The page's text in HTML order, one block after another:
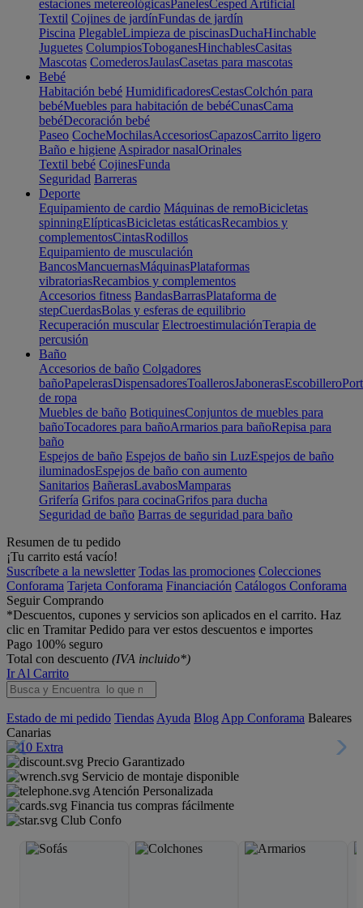
estaciones metereológicasPanelesCesped Artificial
Textil Cojines de jardínFundas de jardín
Piscina PlegableLimpieza de piscinasDuchaHinchable
Juguetes ColumpiosToboganesHinchablesCasitas
Mascotas ComederosJaulasCasetas para mascotas
Bebé
Habitación bebé HumidificadoresCestasColchón para
bebéMuebles para habitación de bebéCunasCama
bebéDecoración bebé
Paseo CocheMochilasAccesoriosCapazosCarrito ligero
Baño e higiene Aspirador nasalOrinales
Textil bebé CojinesFunda
Seguridad Barreras
Deporte
Equipamiento de cardio Máquinas de remoBicicletas
spinningElípticasBicicletas estáticasRecambios y
complementosCintasRodillos
Equipamiento de musculación
BancosMancuernasMáquinasPlataformas
vibratoriasRecambios y complementos
Accesorios fitness BandasBarrasPlataforma de
stepCuerdasBolas y esferas de equilibrio
Recuperación muscular ElectroestimulaciónTerapia de
percusión
Baño
Accesorios de baño Colgadores
bañoPapelerasDispensadoresToallerosJabonerasEscobillero
de ropa
Muebles de baño BotiquinesConjuntos de muebles para
bañoTocadores para bañoArmarios para bañoRepisa para
baño
Espejos de baño Espejos de baño sin LuzEspejos de baño
iluminadosEspejos de baño con aumento
Sanitarios BañerasLavabosMamparas
Grifería Grifos para cocinaGrifos para ducha
Seguridad de baño Barras de seguridad para baño
Resumen de tu pedido
¡Tu carrito está vacío!
Suscríbete a la newsletter Todas las promociones Colecciones
Conforama Tarjeta Conforama Financiación Catálogos Conforama
Seguir Comprando
*Descuentos, cupones y servicios son aplicados en el carrito. Haz
clic en Tramitar Pedido para ver estos descuentos e importes
Pago 100% seguro
Total con descuento (IVA incluido*)
Ir Al Carrito
Estado de mi pedido Tiendas Ayuda Blog App Conforama Baleares
Canarias
Precio Garantizado
Servicio de montaje disponible
Atención Personalizada
Financia tus compras fácilmente
Club Confo